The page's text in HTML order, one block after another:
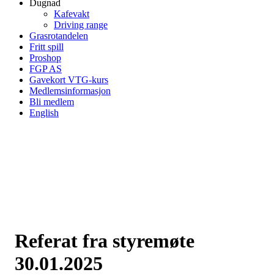
Dugnad
Kafevakt
Driving range
Grasrotandelen
Fritt spill
Proshop
FGP AS
Gavekort VTG-kurs
Medlemsinformasjon
Bli medlem
English
Referat fra styremøte
30.01.2025